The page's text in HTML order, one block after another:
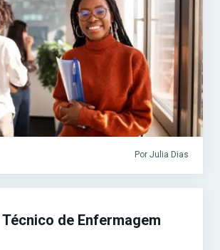
futuras oportunidades em
Acesse agora o Curso
2026! O cargo de estagiário é […]
Por Julia Dias
de Enfermagem